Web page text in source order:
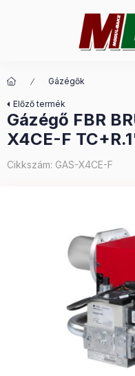
Gázégők
Előző termék
Gázégő FBR
X4CE-F
Cikkszám: GAS-X4CE-F